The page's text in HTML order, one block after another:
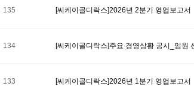
135 [씨케이골디락스]2026년 2분기 영업보고서
134 [씨케이골디락스]주요 경영상황 공시_임원
133 [씨케이골디락스]2026년 1분기 영업보고서